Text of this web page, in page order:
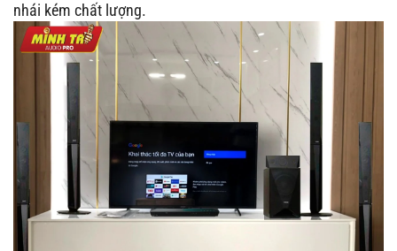
nhái kém chất lượng.